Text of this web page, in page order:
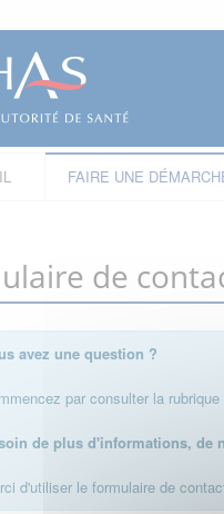
FAIRE UNE
de
avez une question ?
par consulter la
de plus d'informations, de
d'utiliser le formulaire de